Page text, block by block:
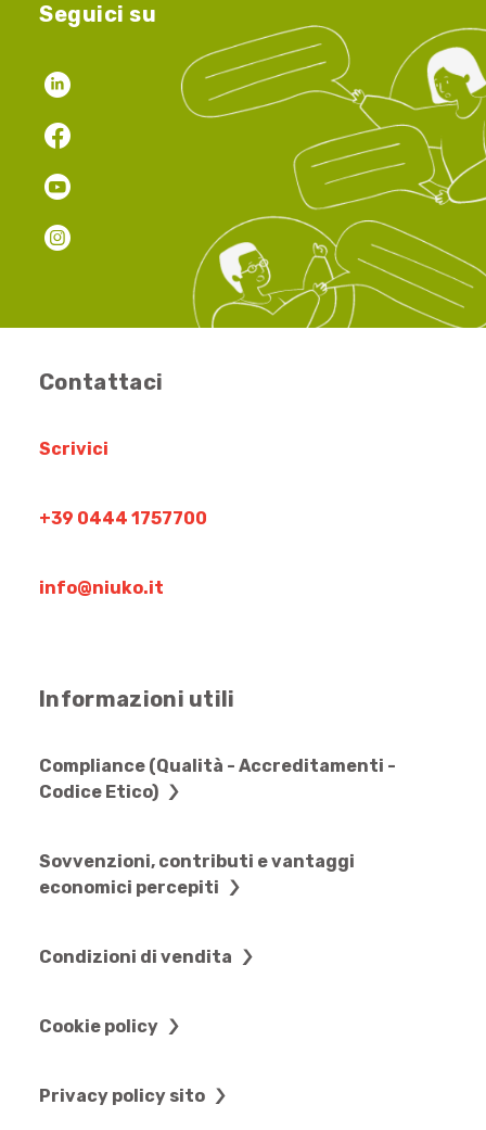
Seguici su
Contattaci
Scrivici
+39 0444 1757700
info@niuko.it
Informazioni utili
Compliance (Qualità - Accreditamenti -
Codice Etico)
Sovvenzioni, contributi e vantaggi
economici percepiti
Condizioni di vendita
Cookie policy
Privacy policy sito